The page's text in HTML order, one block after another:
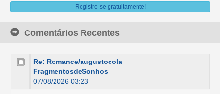
Registre-se gratuitamente!
Comentários Recentes
Re: Romance/augustocola
FragmentosdeSonhos
07/08/2026 03:23